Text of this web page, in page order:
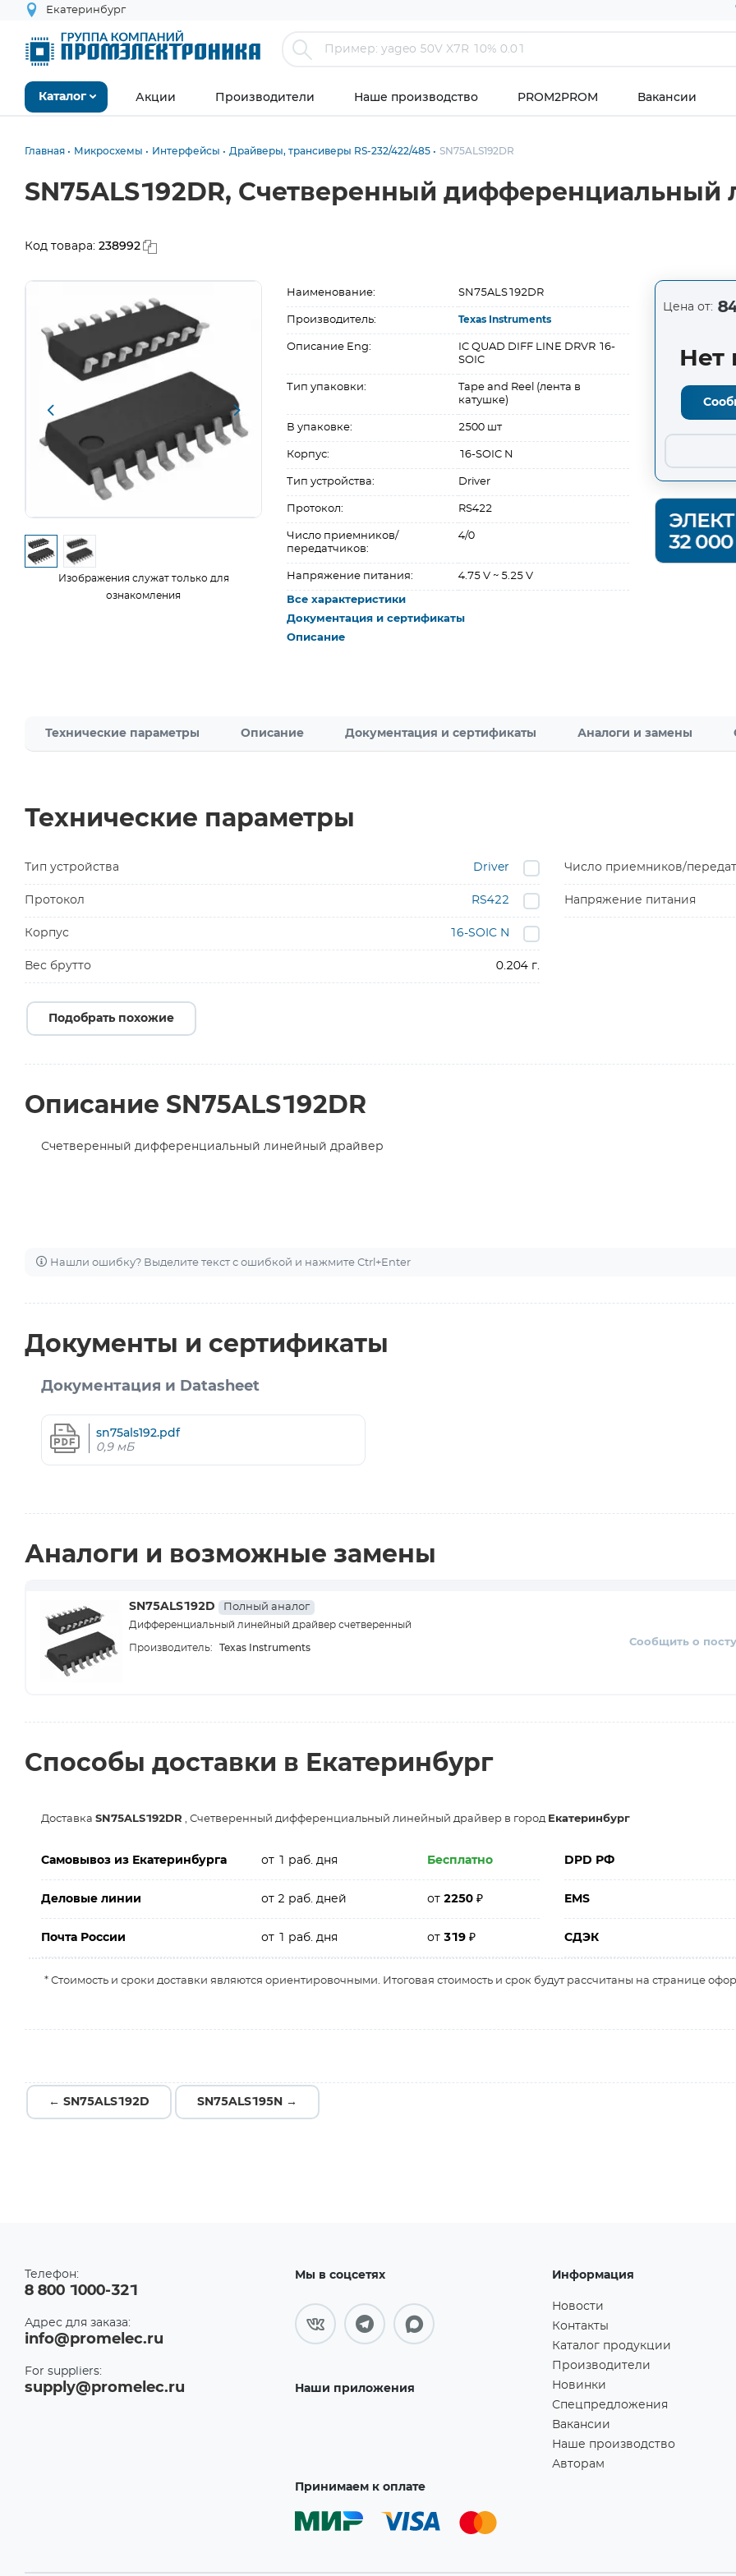
Екатеринбург
Каталог Акции Производители Наше производство PROM2PROM Вакансии
Главная Микросхемы Интерфейсы Драйверы, трансиверы RS-232/422/485 SN75ALS192DR
SN75ALS192DR, Счетверенный
Код товара: 238992
Изображения служат только для
ознакомления
Наименование: SN75ALS192DR
Производитель: Texas Instruments
Описание Eng:
IC QUAD DIFF LINE DRVR 16-
SOIC
Тип упаковки:
Tape and Reel (лента в
катушке)
В упаковке: 2500 шт
Корпус: 16-SOIC N
Тип устройства: Driver
Протокол: RS422
Число приемников/
передатчиков:
4/0
Напряжение питания: 4.75 V ~ 5.25 V
Все характеристики
Документация и сертификаты
Описание
Цена от:
Нет
Технические параметры Описание Документация и сертификаты Аналоги и замены
Технические параметры
Тип устройства Driver
Протокол RS422
Число приемников/
Напряжение питания
Корпус 16-SOIC N
Вес брутто 0.204 г.
Подобрать похожие
Описание SN75ALS192DR
Счетверенный дифференциальный линейный драйвер
Нашли ошибку? Выделите текст с ошибкой и нажмите Ctrl+Enter
Документы и сертификаты
Документация и Datasheet
sn75als192.pdf
0,9 мБ
Аналоги и возможные замены
SN75ALS192D Полный аналог
Дифференциальный линейный драйвер счетверенный
Производитель: Texas Instruments Сообщить о
Способы доставки в Екатеринбург
Доставка SN75ALS192DR , Счетверенный дифференциальный линейный драйвер в город Екатеринбург
Самовывоз из Екатеринбурга от 1 раб. дня Бесплатно DPD РФ
Деловые линии от 2 раб. дней от2250₽ EMS
Почта России от 1 раб. дня от319₽ СДЭК
* Стоимость и сроки доставки являются ориентировочными. Итоговая стоимость и срок будут рассчитаны на странице
← SN75ALS192D SN75ALS195N →
Телефон:
8 800 1000-321
Адрес для заказа:
info@promelec.ru
For suppliers:
supply@promelec.ru
Мы в соцсетях
Наши приложения
Принимаем к оплате
Информация
Новости
Контакты
Каталог продукции
Производители
Новинки
Спецпредложения
Вакансии
Наше производство
Авторам